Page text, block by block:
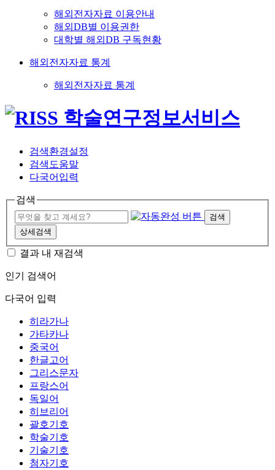
해외전자자료 이용안내
해외DB별 이용권한
대학별 해외DB 구독현황
해외전자자료 통계
해외전자자료 통계
검색환경설정
검색도움말
다국어입력
검색
검색
상세검색
결과 내 재검색
인기 검색어
다국어 입력
히라가나
가타카나
중국어
한글고어
그리스문자
프랑스어
독일어
히브리어
괄호기호
학술기호
기술기호
첨자기호